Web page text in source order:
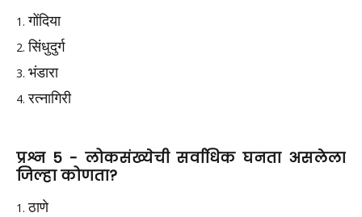
गोंदिया
सिंधुदुर्ग
भंडारा
रत्नागिरी
प्रश्न 5 - लोकसंख्येची सर्वाधिक घनता असलेला
जिल्हा कोणता?
ठाणे